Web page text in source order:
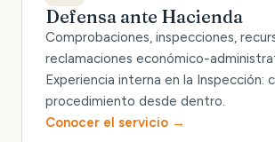
Defensa ante Hacienda
Comprobaciones, inspecciones,
reclamaciones económico-
Experiencia interna en la Inspección:
procedimiento desde dentro.
Conocer el servicio